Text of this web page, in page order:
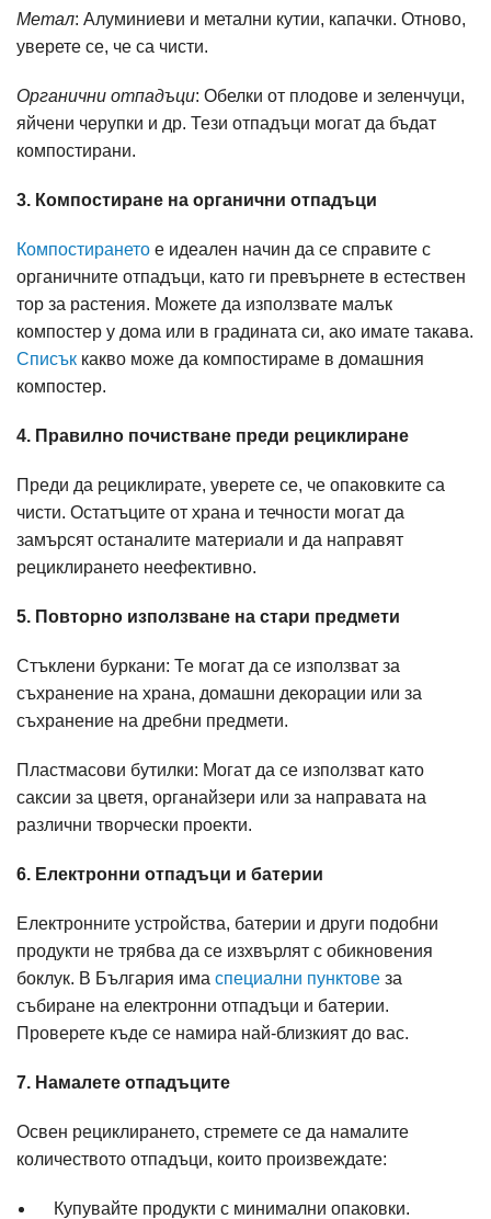
Метал: Алуминиеви и метални кутии, капачки. Отново,
уверете се, че са чисти.
Органични отпадъци: Обелки от плодове и зеленчуци,
яйчени черупки и др. Тези отпадъци могат да бъдат
компостирани.
3. Компостиране на органични отпадъци
Компостирането е идеален начин да се справите с
органичните отпадъци, като ги превърнете в естествен
тор за растения. Можете да използвате малък
компостер у дома или в градината си, ако имате такава.
Списък какво може да компостираме в домашния
компостер.
4. Правилно почистване преди рециклиране
Преди да рециклирате, уверете се, че опаковките са
чисти. Остатъците от храна и течности могат да
замърсят останалите материали и да направят
рециклирането неефективно.
5. Повторно използване на стари предмети
Стъклени буркани: Те могат да се използват за
съхранение на храна, домашни декорации или за
съхранение на дребни предмети.
Пластмасови бутилки: Могат да се използват като
саксии за цветя, органайзери или за направата на
различни творчески проекти.
6. Електронни отпадъци и батерии
Електронните устройства, батерии и други подобни
продукти не трябва да се изхвърлят с обикновения
боклук. В България има специални пунктове за
събиране на електронни отпадъци и батерии.
Проверете къде се намира най-близкият до вас.
7. Намалете отпадъците
Освен рециклирането, стремете се да намалите
количеството отпадъци, които произвеждате:
Купувайте продукти с минимални опаковки.